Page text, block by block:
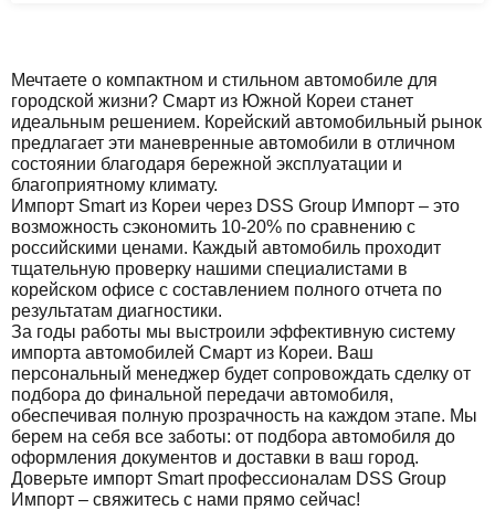
Мечтаете о компактном и стильном автомобиле для
городской жизни? Смарт из Южной Кореи станет
идеальным решением. Корейский автомобильный рынок
предлагает эти маневренные автомобили в отличном
состоянии благодаря бережной эксплуатации и
благоприятному климату.
Импорт Smart из Кореи через DSS Group Импорт – это
возможность сэкономить 10-20% по сравнению с
российскими ценами. Каждый автомобиль проходит
тщательную проверку нашими специалистами в
корейском офисе с составлением полного отчета по
результатам диагностики.
За годы работы мы выстроили эффективную систему
импорта автомобилей Смарт из Кореи. Ваш
персональный менеджер будет сопровождать сделку от
подбора до финальной передачи автомобиля,
обеспечивая полную прозрачность на каждом этапе. Мы
берем на себя все заботы: от подбора автомобиля до
оформления документов и доставки в ваш город.
Доверьте импорт Smart профессионалам DSS Group
Импорт – свяжитесь с нами прямо сейчас!